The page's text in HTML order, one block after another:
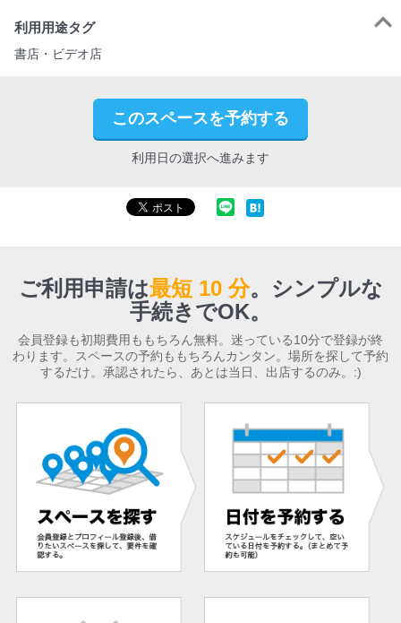
利用用途タグ
書店・ビデオ店
このスペースを予約する
利用日の選択へ進みます
ご利用申請は最短 10 分。 シンプルな
手続きでOK。
会員登録も初期費用ももちろん無料。迷っている10分で登録が終
わります。スペースの予約ももちろんカンタン。場所を探して予約
するだけ。承認されたら、あとは当日、出店するのみ。:)